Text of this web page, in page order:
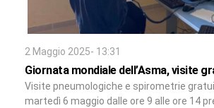
2 Maggio 2025- 13:31
Giornata mondiale dell’Asma, visite
Visite pneumologiche e spirometrie
martedì 6 maggio dalle ore 9 alle ore 14